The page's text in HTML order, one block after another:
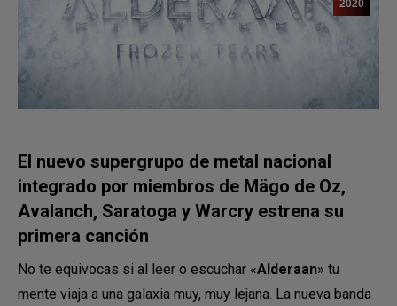
2020
El nuevo supergrupo de metal nacional
integrado por miembros de Mägo de Oz,
Avalanch, Saratoga y Warcry estrena su
primera canción
No te equivocas si al leer o escuchar «Alderaan» tu
mente viaja a una galaxia muy, muy lejana. La nueva banda